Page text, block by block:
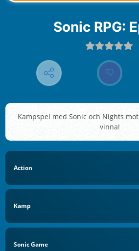
Sonic RPG:
Kampspel med Sonic och Nights
vinna!
Action
Kamp
Sonic Game